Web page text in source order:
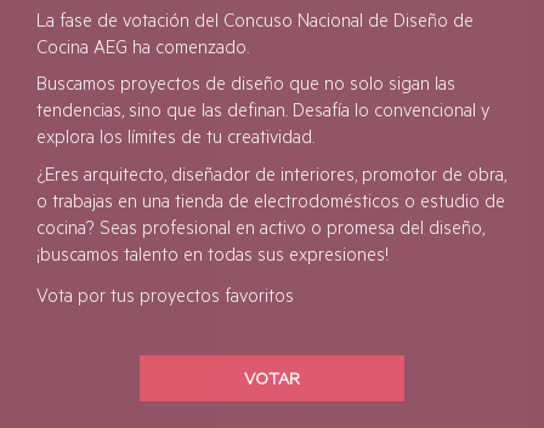
La fase de votación del Concuso Nacional de Diseño de
Cocina AEG ha comenzado.
Buscamos proyectos de diseño que no solo sigan las
tendencias, sino que las definan. Desafía lo convencional y
explora los límites de tu creatividad.
¿Eres arquitecto, diseñador de interiores, promotor de obra,
o trabajas en una tienda de electrodomésticos o estudio de
cocina? Seas profesional en activo o promesa del diseño,
¡buscamos talento en todas sus expresiones!
Vota por tus proyectos favoritos
VOTAR